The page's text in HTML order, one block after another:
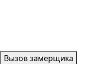
Вызов замерщика